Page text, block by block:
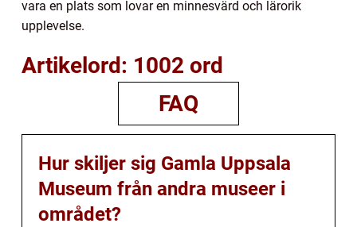
vara en plats som lovar en minnesvärd och lärorik
upplevelse.
Artikelord: 1002 ord
FAQ
Hur skiljer sig Gamla Uppsala
Museum från andra museer i
området?